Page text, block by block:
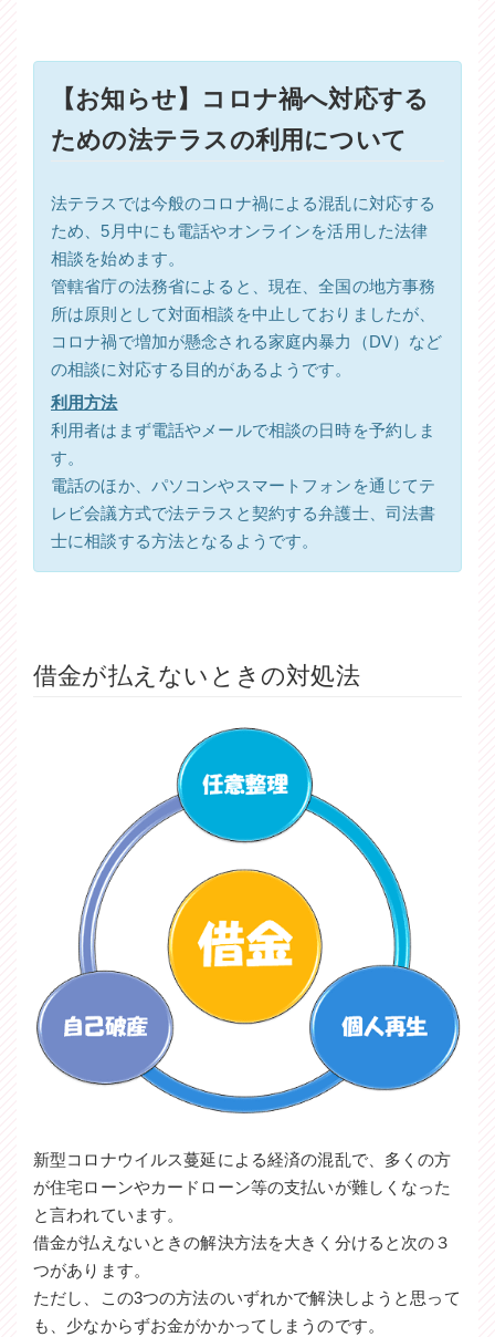
【お知らせ】コロナ禍へ対応する
ための法テラスの利用について
法テラスでは今般のコロナ禍による混乱に対応する
ため、5月中にも電話やオンラインを活用した法律
相談を始めます。
管轄省庁の法務省によると、現在、全国の地方事務
所は原則として対面相談を中止しておりましたが、
コロナ禍で増加が懸念される家庭内暴力（DV）など
の相談に対応する目的があるようです。
利用方法
利用者はまず電話やメールで相談の日時を予約しま
す。
電話のほか、パソコンやスマートフォンを通じてテ
レビ会議方式で法テラスと契約する弁護士、司法書
士に相談する方法となるようです。
借金が払えないときの対処法
新型コロナウイルス蔓延による経済の混乱で、多くの方
が住宅ローンやカードローン等の支払いが難しくなった
と言われています。
借金が払えないときの解決方法を大きく分けると次の３
つがあります。
ただし、この3つの方法のいずれかで解決しようと思って
も、少なからずお金がかかってしまうのです。